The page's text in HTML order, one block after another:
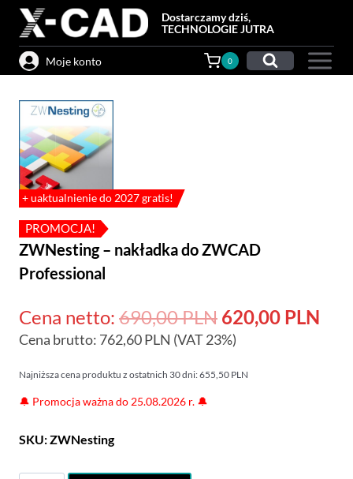
Przejdź
treści
Dostarczamy dziś,
TECHNOLOGIE JUTRA
Moje konto 0
+ uaktualnienie do 2027 gratis!
PROMOCJA!
ZWNesting – nakładka do ZWCAD
Professional
Cena netto: 690,00PLN Pierwotna
cena
wynosiła:
620,00 PLN
Cena brutto: 762,60PLN (VAT 23%)
Najniższa cena produktu z ostatnich 30 dni:655,50 PLN
🔔 Promocja ważna do 25.08.2026 r. 🔔
SKU:ZWNesting